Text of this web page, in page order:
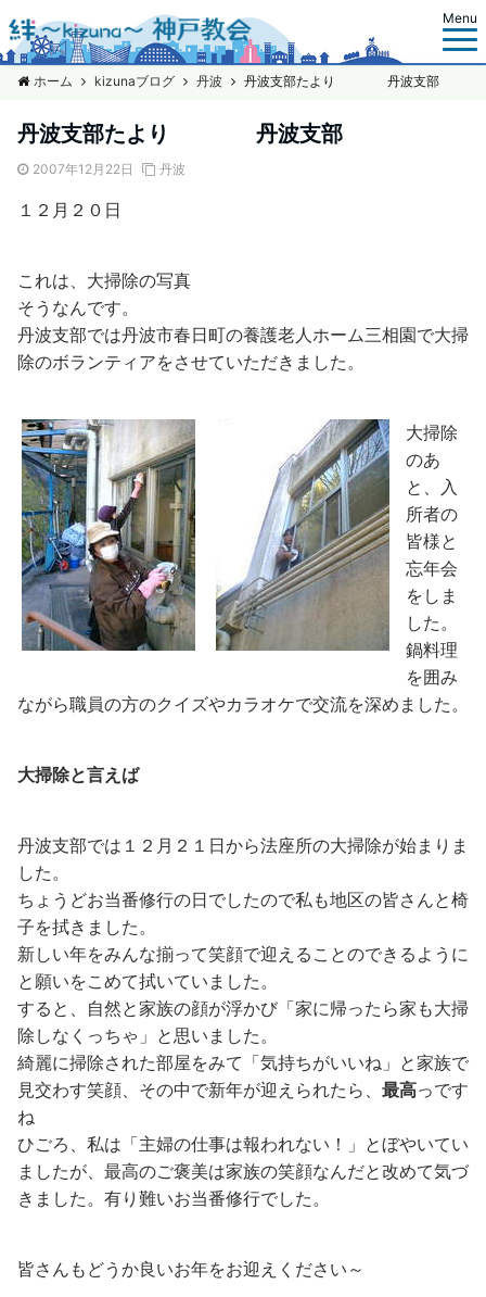
Menu
ホーム kizunaブログ 丹波 丹波支部たより 丹波支部
丹波支部たより 丹波支部
2007年12月22日 丹波
１２月２０日
これは、大掃除の写真
そうなんです。
丹波支部では丹波市春日町の養護老人ホーム三相園で大掃
除のボランティアをさせていただきました。
大掃除
のあ
と、入
所者の
皆様と
忘年会
をしま
した。
鍋料理
を囲み
ながら職員の方のクイズやカラオケで交流を深めました。
大掃除と言えば
丹波支部では１２月２１日から法座所の大掃除が始まりま
した。
ちょうどお当番修行の日でしたので私も地区の皆さんと椅
子を拭きました。
新しい年をみんな揃って笑顔で迎えることのできるように
と願いをこめて拭いていました。
すると、自然と家族の顔が浮かび「家に帰ったら家も大掃
除しなくっちゃ」と思いました。
綺麗に掃除された部屋をみて「気持ちがいいね」と家族で
見交わす笑顔、その中で新年が迎えられたら、 最高っです
ね
ひごろ、私は「主婦の仕事は報われない！」とぼやいてい
ましたが、最高のご褒美は家族の笑顔なんだと改めて気づ
きました。有り難いお当番修行でした。
皆さんもどうか良いお年をお迎えください～